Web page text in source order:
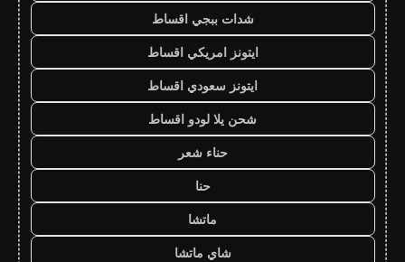
شدات ببجي اقساط
ايتونز امريكي اقساط
ايتونز سعودي اقساط
شحن يلا لودو اقساط
حناء شعر
حنا
ماتشا
شاي ماتشا